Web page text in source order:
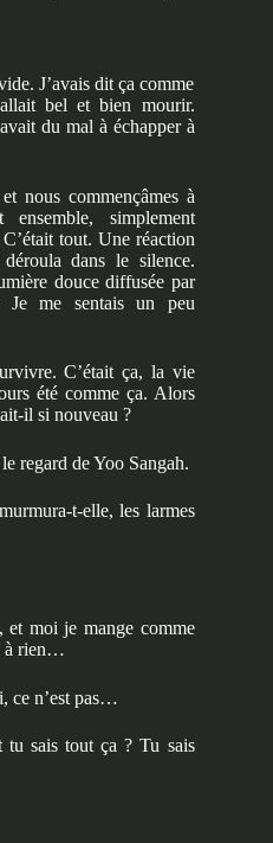
J’avais dit ça comme
bel et bien mourir.
du mal à échapper à
nous commençâmes à
ensemble, simplement
tout. Une réaction
dans le silence.
douce diffusée par
me sentais un peu
C’était ça, la vie
été comme ça. Alors
il si nouveau ?
regard de Yoo Sangah.
t-elle, les larmes
moi je mange comme
à rien…
ce n’est pas…
sais tout ça ? Tu sais